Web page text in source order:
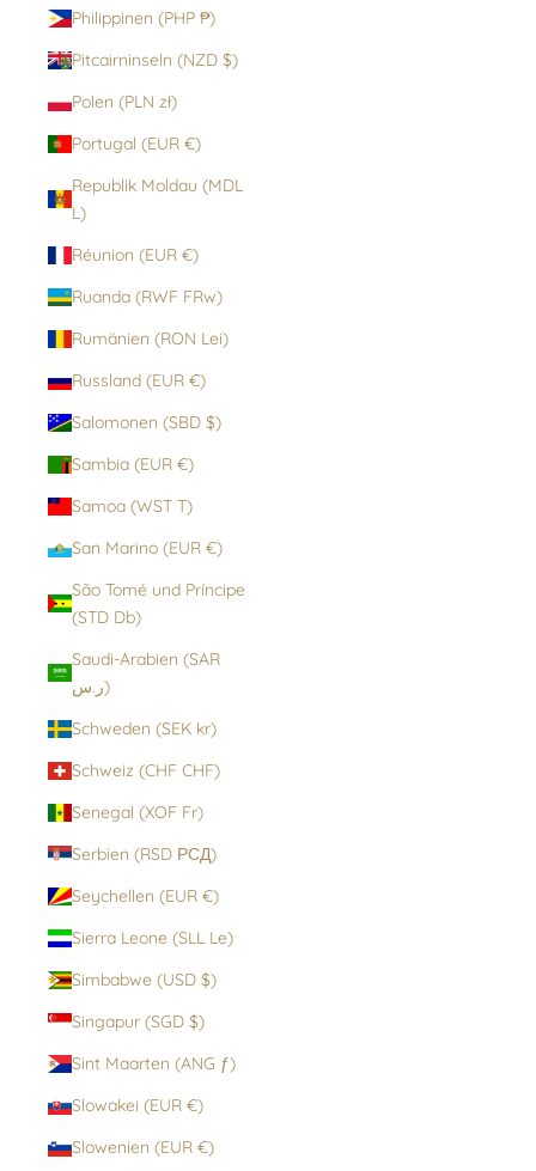
Philippinen (PHP ₱)
Pitcairninseln (NZD $)
Polen (PLN zł)
Portugal (EUR €)
Republik Moldau (MDL
L)
Réunion (EUR €)
Ruanda (RWF FRw)
Rumänien (RON Lei)
Russland (EUR €)
Salomonen (SBD $)
Sambia (EUR €)
Samoa (WST T)
San Marino (EUR €)
São Tomé und Príncipe
(STD Db)
Saudi-Arabien (SAR
ر.س)
Schweden (SEK kr)
Schweiz (CHF CHF)
Senegal (XOF Fr)
Serbien (RSD РСД)
Seychellen (EUR €)
Sierra Leone (SLL Le)
Simbabwe (USD $)
Singapur (SGD $)
Sint Maarten (ANG ƒ)
Slowakei (EUR €)
Slowenien (EUR €)